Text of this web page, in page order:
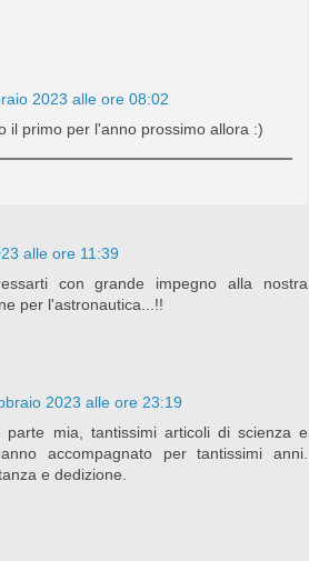
2023 alle ore 08:02
il primo per l'anno prossimo allora :)
alle ore 11:39
con grande impegno alla nostra
per l'astronautica...!!
2023 alle ore 23:19
mia, tantissimi articoli di scienza e
accompagnato per tantissimi anni.
e dedizione.